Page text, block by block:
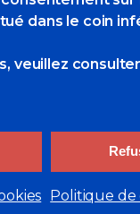
dans le coin
veuillez consulter
Politique
d'un carnet
par Jean-Pierre